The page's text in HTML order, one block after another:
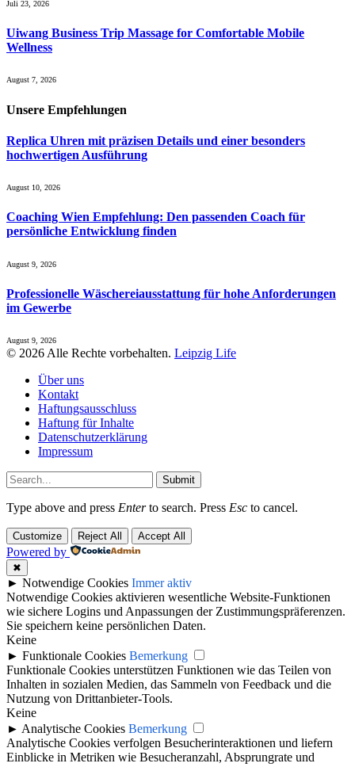
Juli 23, 2026
Uiwang Business Trip Massage for Comfortable Mobile
Wellness
August 7, 2026
Unsere Empfehlungen
Replica Uhren mit präzisen Details und einer besonders
hochwertigen Ausführung
August 10, 2026
Coaching Wien Empfehlung: Den passenden Coach für
persönliche Entwicklung finden
August 9, 2026
Professionelle Wäschereiausstattung für hohe Anforderungen
im Gewerbe
August 9, 2026
© 2026 Alle Rechte vorbehalten. Leipzig Life
Über uns
Kontakt
Haftungsausschluss
Haftung für Inhalte
Datenschutzerklärung
Impressum
Submit
Type above and press Enterto search. Press Esc to cancel.
Customize Reject All Accept All
Powered by
✖
► Notwendige Cookies Immer aktiv
Notwendige Cookies aktivieren wesentliche Website-Funktionen
wie sichere Logins und Anpassungen der Zustimmungspräferenzen.
Sie speichern keine persönlichen Daten.
Keine
► Funktionale Cookies Bemerkung
Funktionale Cookies unterstützen Funktionen wie das Teilen von
Inhalten in sozialen Medien, das Sammeln von Feedback und die
Nutzung von Drittanbieter-Tools.
Keine
► Analytische Cookies Bemerkung
Analytische Cookies verfolgen Besucherinteraktionen und liefern
Einblicke in Metriken wie Besucheranzahl, Absprungrate und